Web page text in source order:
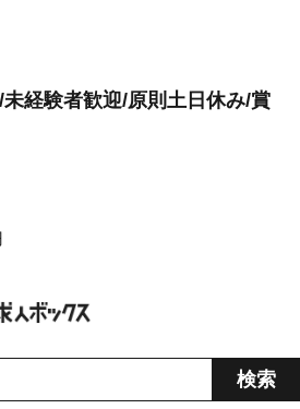
未経験者歓迎/原則土日休み/賞